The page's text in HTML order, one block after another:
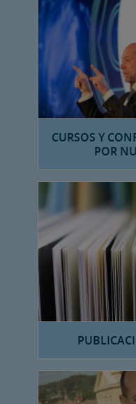
CURSOS Y
POR